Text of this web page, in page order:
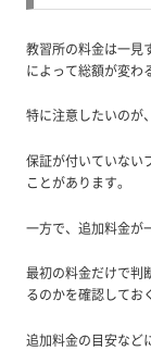
教習所の料金は一見
によって総額が変わ
特に注意したいのが、
保証が付いていない
ことがあります。
一方で、追加料金が
最初の料金だけで判
るのかを確認してお
追加料金の目安など